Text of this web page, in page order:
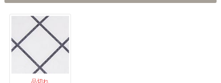
品切れ